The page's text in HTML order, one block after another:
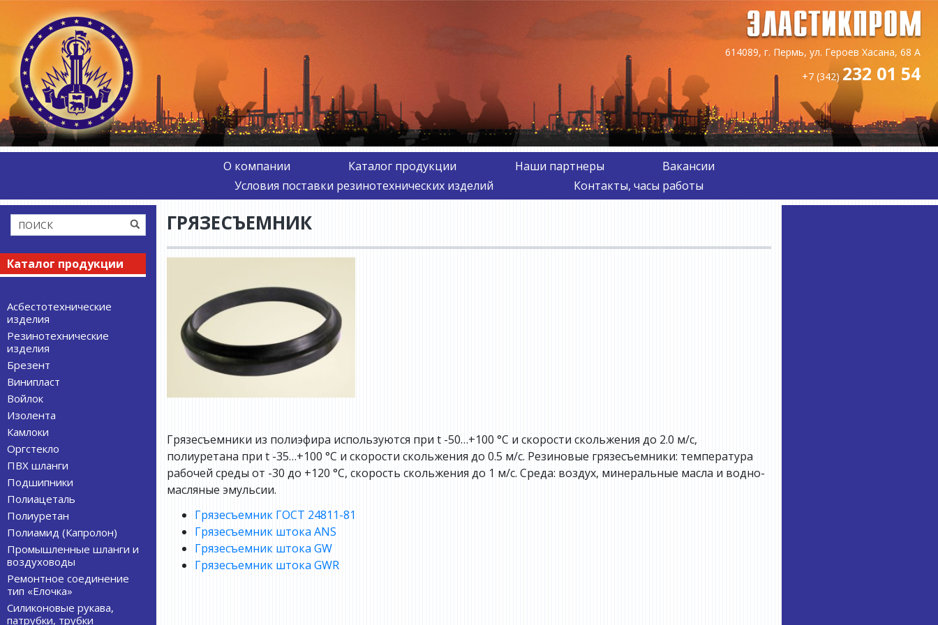
614089, г. Пермь, ул. Героев Хасана, 68 А
+7 (342) 232 01 54
О компании Каталог продукции Наши партнеры
Вакансии
Условия поставки резинотехнических изделий
Контакты, часы работы
Каталог продукции
Асбестотехнические
изделия
Резинотехнические
изделия
Брезент
Винипласт
Войлок
Изолента
Камлоки
Оргстекло
ПВХ шланги
Подшипники
Полиацеталь
Полиуретан
Полиамид (Капролон)
Промышленные шланги и
воздуховоды
Ремонтное соединение
тип «Елочка»
Силиконовые рукава,
патрубки, трубки
ГРЯЗЕСЪЕМНИК
Грязесъемники из полиэфира используются при t -50…+100 °C и скорости скольжения до 2.0 м/с,
полиуретана при t -35…+100 °C и скорости скольжения до 0.5 м/с. Резиновые грязесъемники: температура
рабочей среды от -30 до +120 °С, скорость скольжения до 1 м/с. Среда: воздух, минеральные масла и водно-
масляные эмульсии.
Грязесъемник ГОСТ 24811-81
Грязесъемник штока ANS
Грязесъемник штока GW
Грязесъемник штока GWR